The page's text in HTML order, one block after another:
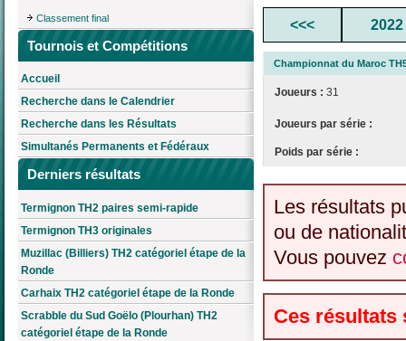
Classement final
Tournois et Compétitions
Accueil
Recherche dans le Calendrier
Recherche dans les Résultats
Simultanés Permanents et Fédéraux
Derniers résultats
Termignon TH2 paires semi-rapide
Termignon TH3 originales
Muzillac (Billiers) TH2 catégoriel étape de la
Ronde
Carhaix TH2 catégoriel étape de la Ronde
Scrabble du Sud Goëlo (Plourhan) TH2
catégoriel étape de la Ronde
<<< 2022
Championnat du Maroc
Joueurs : 31
Joueurs par série :
Poids par série :
Les résultats
ou de
Vous pouvez
Ces résultats